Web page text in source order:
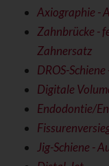
Axiographie -
Zahnbrücke -
Zahnersatz
DROS-
Digitale
Endodontie/
Jig-Schiene -